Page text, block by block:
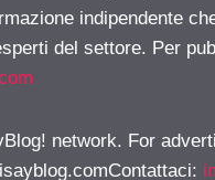
indipendente
del settore. Per
network. For
: